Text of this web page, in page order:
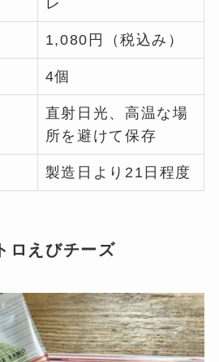
1,080円（税込み）
4個
直射日光、高温な場
所を避けて保存
製造日より21日程度
ロえびチーズ